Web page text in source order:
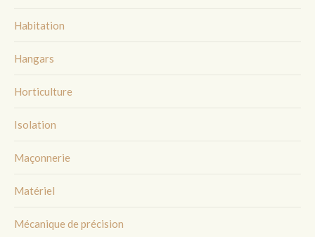
Habitation
Hangars
Horticulture
Isolation
Maçonnerie
Matériel
Mécanique de précision